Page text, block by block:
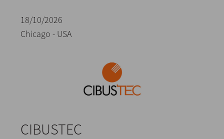
18/10/2026
Chicago - USA
CIBUSTEC